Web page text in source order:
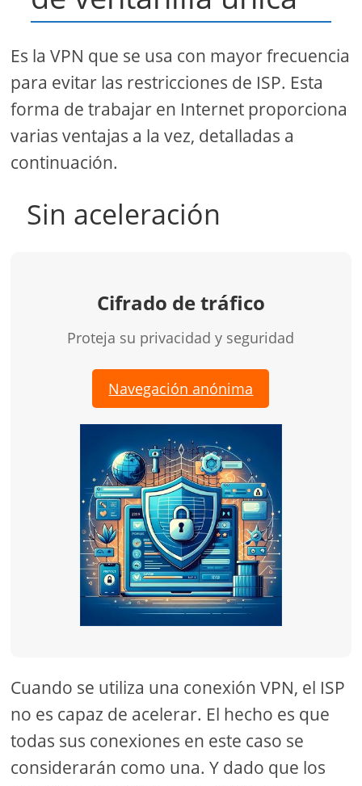
Es la VPN que se usa con mayor frecuencia
para evitar las restricciones de ISP. Esta
forma de trabajar en Internet proporciona
varias ventajas a la vez, detalladas a
continuación.
Sin aceleración
Cifrado de tráfico
Proteja su privacidad y seguridad
Navegación anónima
Cuando se utiliza una conexión VPN, el ISP
no es capaz de acelerar. El hecho es que
todas sus conexiones en este caso se
considerarán como una. Y dado que los